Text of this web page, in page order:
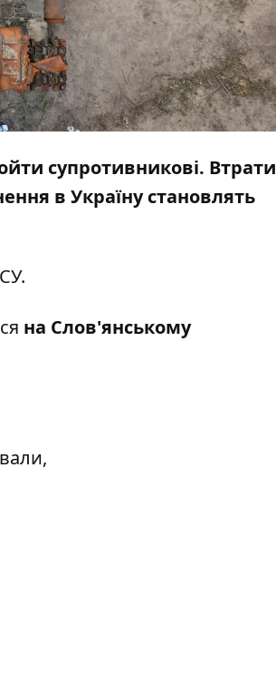
супротивникові. Втрати
в Україну становлять
.
на Слов'янському